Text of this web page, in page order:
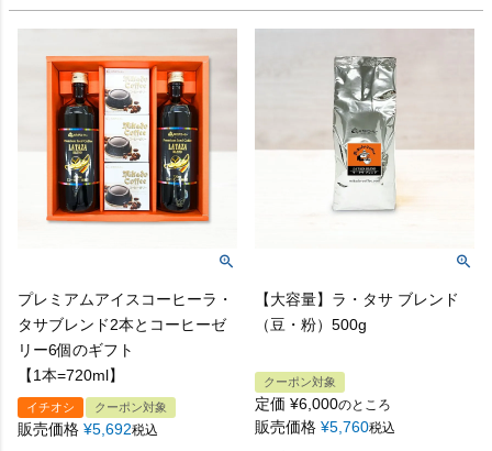
プレミアムアイスコーヒーラ・
タサブレンド2本とコーヒーゼ
リー6個のギフト
【1本=720ml】
イチオシ クーポン対象
販売価格 ¥5,692税込
【大容量】ラ・タサ ブレンド
（豆・粉）500g
クーポン対象
定価 ¥6,000のところ
販売価格 ¥5,760税込